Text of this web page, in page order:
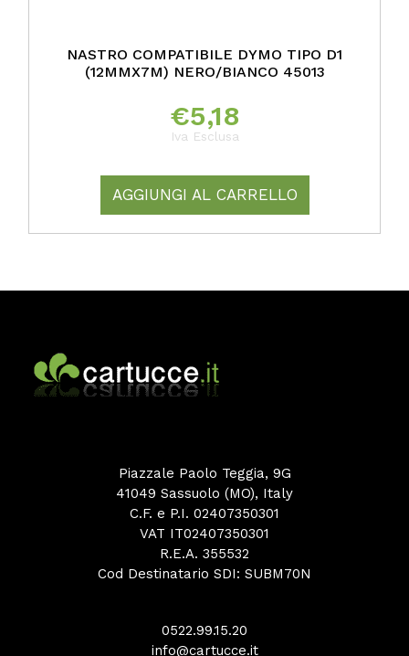
NASTRO COMPATIBILE DYMO TIPO D1
(12MMX7M) NERO/BIANCO 45013
€5,18
Iva Esclusa
AGGIUNGI AL CARRELLO
Piazzale Paolo Teggia, 9G
41049 Sassuolo (MO), Italy
C.F. e P.I. 02407350301
VAT IT02407350301
R.E.A. 355532
Cod Destinatario SDI: SUBM70N
0522.99.15.20
info@cartucce.it